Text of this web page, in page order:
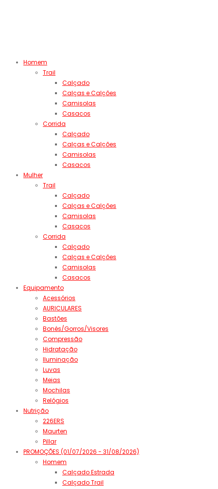
Homem
Trail
Calçado
Calças e Calções
Camisolas
Casacos
Corrida
Calçado
Calças e Calções
Camisolas
Casacos
Mulher
Trail
Calçado
Calças e Calções
Camisolas
Casacos
Corrida
Calçado
Calças e Calções
Camisolas
Casacos
Equipamento
Acessórios
AURICULARES
Bastões
Bonés/Gorros/Visores
Compressão
Hidratação
Iluminação
Luvas
Meias
Mochilas
Relógios
Nutrição
226ERS
Maurten
Pillar
PROMOÇÕES (01/07/2026 - 31/08/2026)
Homem
Calçado Estrada
Calçado Trail